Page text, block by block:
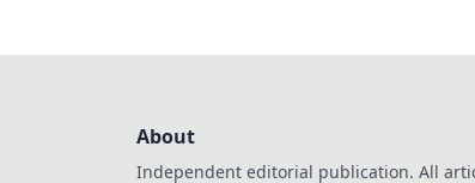
About
Independent editorial publication. All